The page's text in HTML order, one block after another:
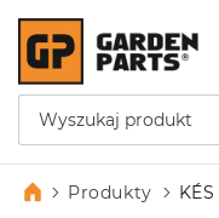
Produkty